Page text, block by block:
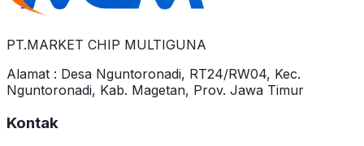
PT.MARKET CHIP MULTIGUNA
Alamat : Desa Nguntoronadi, RT24/RW04, Kec.
Nguntoronadi, Kab. Magetan, Prov. Jawa Timur
Kontak